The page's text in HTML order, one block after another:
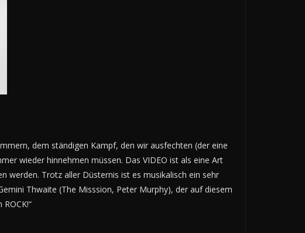
dem ständigen Kampf, den wir ausfechten (der eine
wieder hinnehmen müssen. Das VIDEO ist als eine Art
werden. Trotz aller Düsternis ist es musikalisch ein sehr
Thwaite (The Misssion, Peter Murphy), der auf diesem